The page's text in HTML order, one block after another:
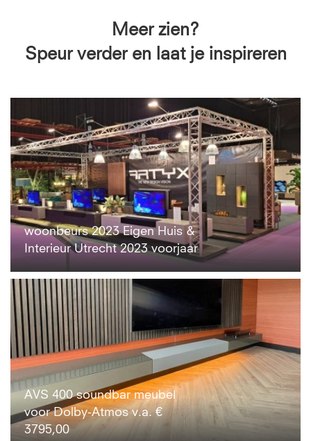
Meer zien?
Speur verder en laat je inspireren
woonbeurs 2023 Eigen Huis &
Interieur Utrecht 2023 voorjaar
AVS 400 soundbar meubel
voor Dolby-Atmos v.a. €
3795,00